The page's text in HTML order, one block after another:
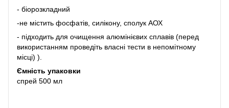
- біорозкладний
-не містить фосфатів, силікону, сполук АОХ
- підходить для очищення алюмінієвих сплавів (перед
використанням проведіть власні тести в непомітному
місці) ).
Ємність упаковки
спрей 500 мл